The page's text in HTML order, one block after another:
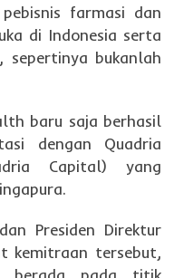
farmasi dan
di Indonesia serta
sepertinya bukanlah
baru saja berhasil
dengan Quadria
Capital) yang
Presiden Direktur
kemitraan tersebut,